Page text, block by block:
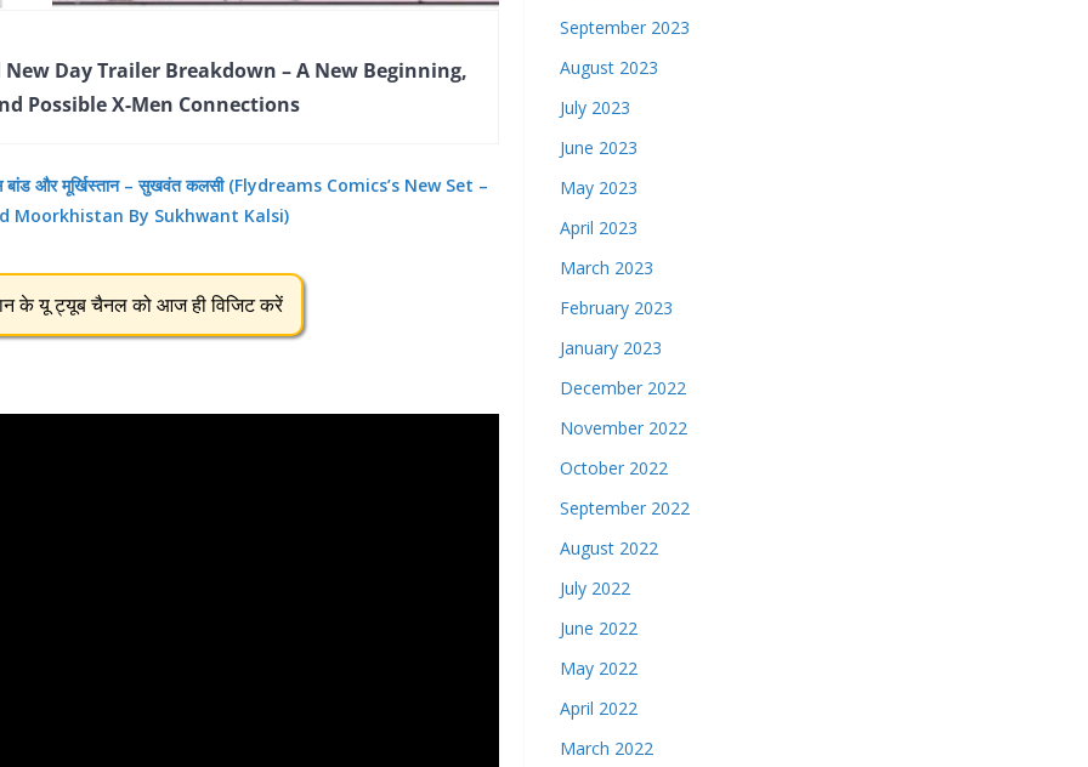
Day Trailer Breakdown – A New Beginning,
Possible X-Men Connections
बांड और मूर्खिस्तान – सुखवंत कलसी (Flydreams Comics’s New Set –
Moorkhistan By Sukhwant Kalsi)
के यू ट्यूब चैनल को आज ही विजिट करें
September 2023
August 2023
July 2023
June 2023
May 2023
April 2023
March 2023
February 2023
January 2023
December 2022
November 2022
October 2022
September 2022
August 2022
July 2022
June 2022
May 2022
April 2022
March 2022